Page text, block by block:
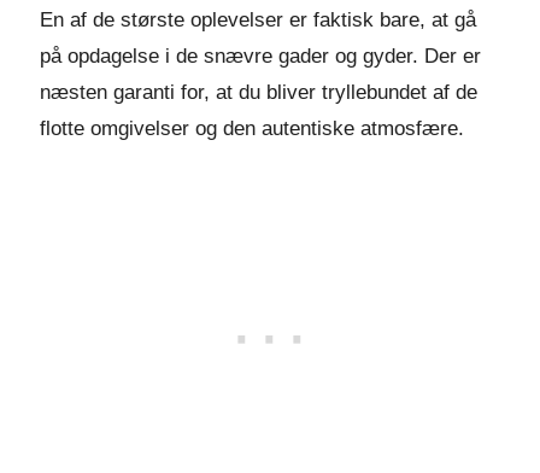
En af de største oplevelser er faktisk bare, at gå
på opdagelse i de snævre gader og gyder. Der er
næsten garanti for, at du bliver tryllebundet af de
flotte omgivelser og den autentiske atmosfære.